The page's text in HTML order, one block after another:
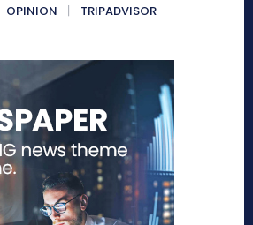
OPINION TRIPADVISOR